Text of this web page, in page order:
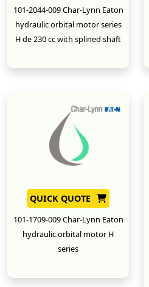
101-2044-009 Char-Lynn Eaton
hydraulic orbital motor series
H de 230 cc with splined shaft
QUICK QUOTE
101-1709-009 Char-Lynn Eaton
hydraulic orbital motor H
series